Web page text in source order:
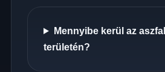
Mennyibe kerül az
területén?